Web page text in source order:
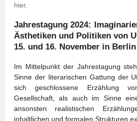
hier.
Jahrestagung 2024:
Ästhetiken und Politiken von
15. und 16. November in Berlin
Im Mittelpunkt der Jahrestagung
Sinne der literarischen Gattung der
sich geschlossene Erzählung
Gesellschaft, als auch im Sinne
ansonsten realistischen
inhaltlichen und formalen Strukturen